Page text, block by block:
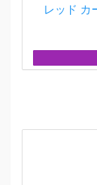
レッド カ